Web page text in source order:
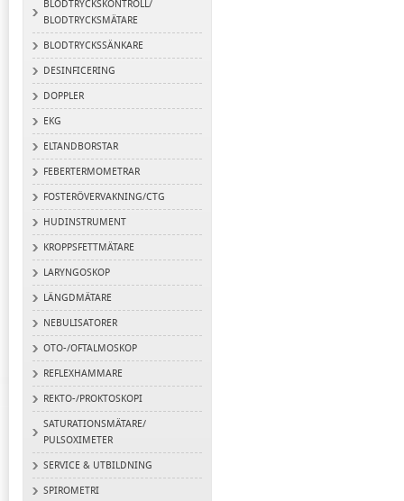
BLODTRYCKSKONTROLL/
BLODTRYCKSMÄTARE
BLODTRYCKSSÄNKARE
DESINFICERING
DOPPLER
EKG
ELTANDBORSTAR
FEBERTERMOMETRAR
FOSTERÖVERVAKNING/CTG
HUDINSTRUMENT
KROPPSFETTMÄTARE
LARYNGOSKOP
LÄNGDMÄTARE
NEBULISATORER
OTO-/OFTALMOSKOP
REFLEXHAMMARE
REKTO-/PROKTOSKOPI
SATURATIONSMÄTARE/
PULSOXIMETER
SERVICE & UTBILDNING
SPIROMETRI